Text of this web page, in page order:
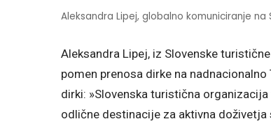
Aleksandra Lipej, globalno komuniciranje na
Aleksandra Lipej, iz Slovenske
pomen prenosa dirke na
dirki: »Slovenska turistična
odlične destinacije za aktivna